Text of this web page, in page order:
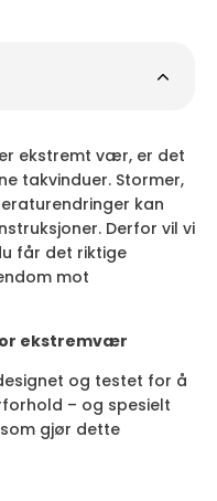
ekstremt vær, er det
takvinduer. Stormer,
kan
Derfor vil vi
får det riktige
mot
ekstremvær
og testet for å
– og spesielt
gjør dette